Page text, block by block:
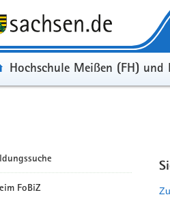
Hochschule Meißen (FH)
FoBiZ